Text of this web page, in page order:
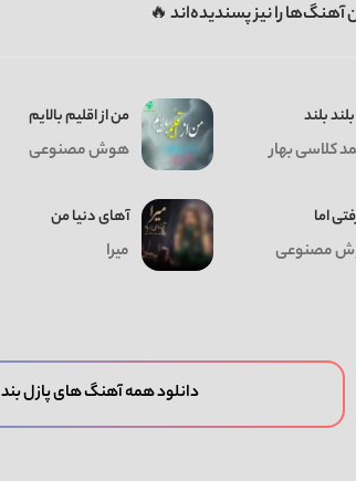
آهنگ‌ها را نیز پسندیده‌اند 🔥
بلند
کلاسی بهار
من از اقلیم بالایم
هوش مصنوعی
اما
مصنوعی
آهای دنیا من
میرا
دانلود همه آهنگ های پازل بند